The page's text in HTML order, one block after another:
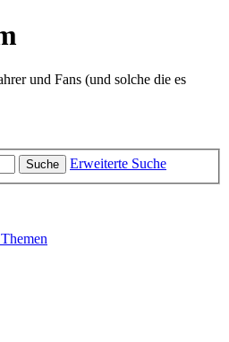
und Fans (und solche die es
Suche Erweiterte Suche